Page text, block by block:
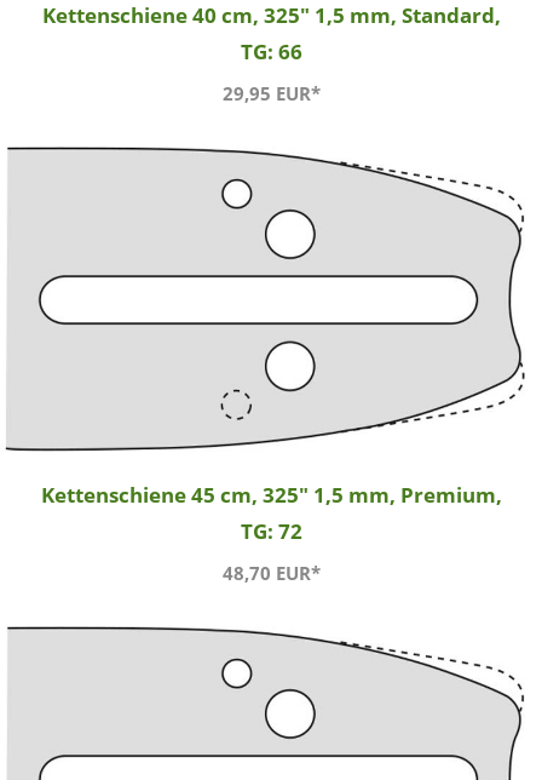
Kettenschiene 40 cm, 325" 1,5 mm, Standard,
TG: 66
29,95 EUR*
Kettenschiene 45 cm, 325" 1,5 mm, Premium,
TG: 72
48,70 EUR*